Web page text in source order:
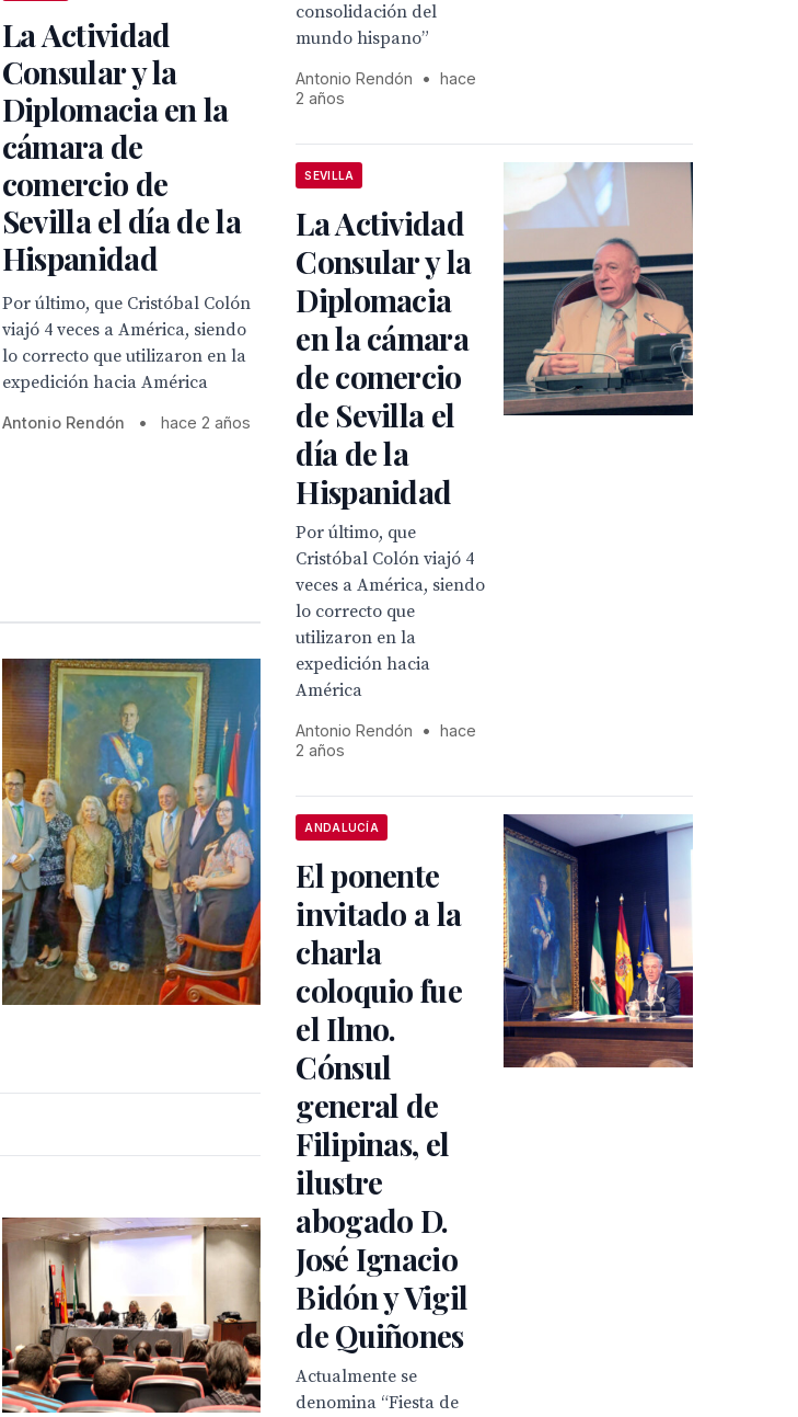
La Actividad
Consular y la
Diplomacia en la
cámara de
comercio de
Sevilla el día de la
Hispanidad
Por último, que Cristóbal Colón
viajó 4 veces a América, siendo
lo correcto que utilizaron en la
expedición hacia América
Antonio Rendón • hace 2 años
consolidación del
mundo hispano”
Antonio Rendón •
hace
2 años
SEVILLA
La Actividad
Consular y la
Diplomacia
en la cámara
de comercio
de Sevilla el
día de la
Hispanidad
Por último, que
Cristóbal Colón viajó 4
veces a América, siendo
lo correcto que
utilizaron en la
expedición hacia
América
Antonio Rendón •
hace
2 años
ANDALUCÍA
El ponente
invitado a la
charla
coloquio fue
el Ilmo.
Cónsul
general de
Filipinas, el
ilustre
abogado D.
José Ignacio
Bidón y Vigil
de Quiñones
Actualmente se
denomina “Fiesta de